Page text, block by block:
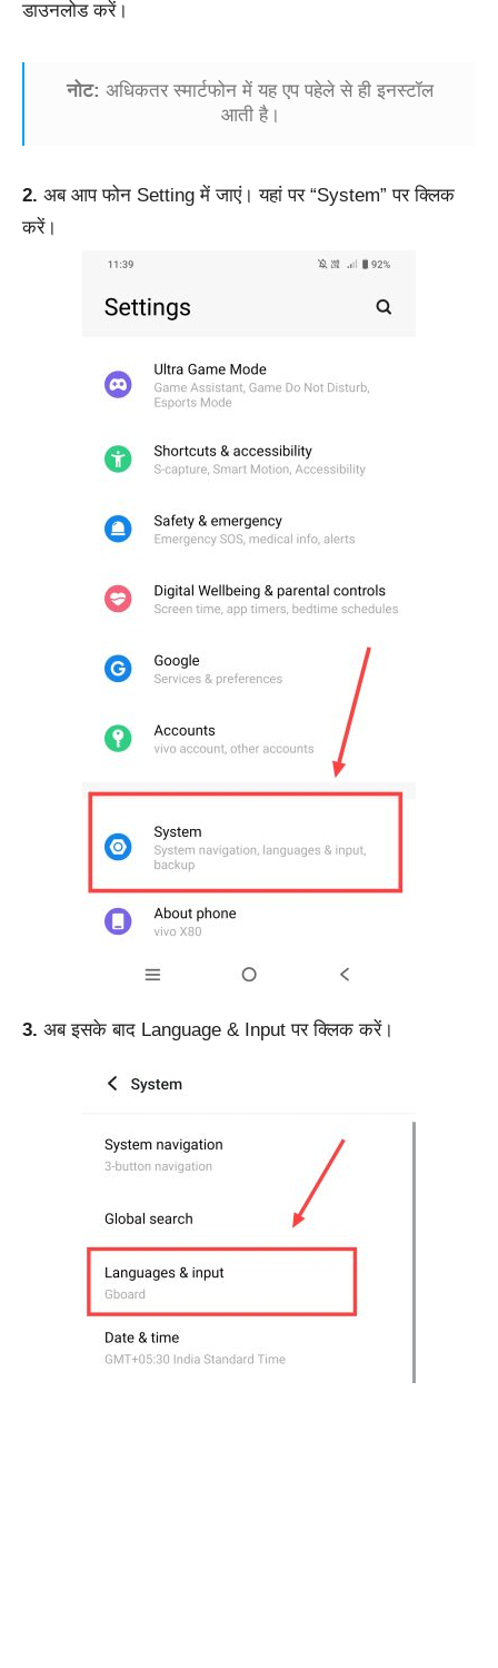
डाउनलोड करें।
नोट: अधिकतर स्मार्टफोन में यह एप पहेले से ही इनस्टॉल
आती है।
2. अब आप फोन Setting में जाएं। यहां पर “System” पर क्लिक
करें।
3. अब इसके बाद Language & Input पर क्लिक करें।